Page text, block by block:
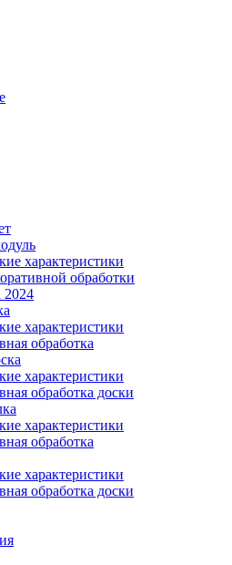
характеристики
обработки
2024
характеристики
обработка
характеристики
обработка доски
характеристики
обработка
характеристики
обработка доски